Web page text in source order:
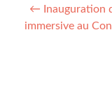
de
← Inauguration
immersive au